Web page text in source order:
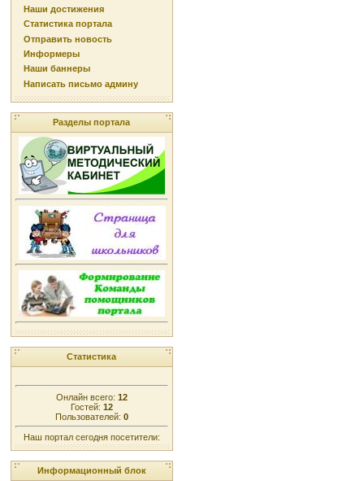
Наши достижения
Статистика портала
Отправить новость
Информеры
Наши баннеры
Написать письмо админу
Разделы портала
Статистика
Онлайн всего: 12
Гостей: 12
Пользователей: 0
Наш портал сегодня посетители:
Информационный блок